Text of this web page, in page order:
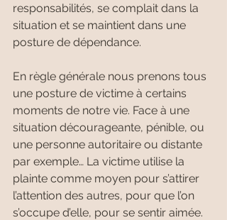
responsabilités, se complait dans la
situation et se maintient dans une
posture de dépendance.
En règle générale nous prenons tous
une posture de victime à certains
moments de notre vie. Face à une
situation décourageante, pénible, ou
une personne autoritaire ou distante
par exemple… La victime utilise la
plainte comme moyen pour s’attirer
l’attention des autres, pour que l’on
s’occupe d’elle, pour se sentir aimée.